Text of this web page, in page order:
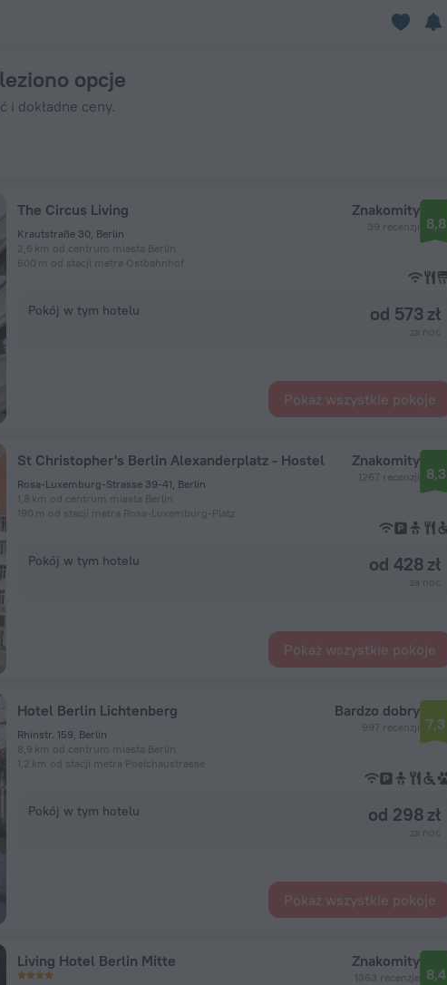
opcje
i dokładne ceny.
The Circus Living
Krautstraße 30, Berlin
2,6 km od centrum miasta Berlin
600 m od stacji metra Ostbahnhof
Znakomity
39 recenzji 8,8
Pokój w tym hotelu od 573 zł
Pokaż wszystkie pokoje
St Christopher's Berlin Alexanderplatz - Hostel
Rosa-Luxemburg-Strasse 39-41, Berlin
1,8 km od centrum miasta Berlin
190 m od stacji metra Rosa-Luxemburg-Platz
Znakomity
1267 recenzji 8,3
Pokój w tym hotelu od 428 zł
Pokaż wszystkie pokoje
Hotel Berlin Lichtenberg
Rhinstr. 159, Berlin
8,9 km od centrum miasta Berlin
1,2 km od stacji metra Poelchaustrasse
Bardzo dobry
997 recenzji 7,3
Pokój w tym hotelu od 298 zł
Pokaż wszystkie pokoje
Living Hotel Berlin Mitte Znakomity
1363 recenzje 8,4